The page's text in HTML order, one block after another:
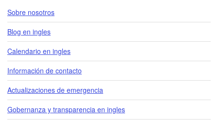
Sobre nosotros
Blog en ingles
Calendario en ingles
Información de contacto
Actualizaciones de emergencia
Gobernanza y transparencia en ingles